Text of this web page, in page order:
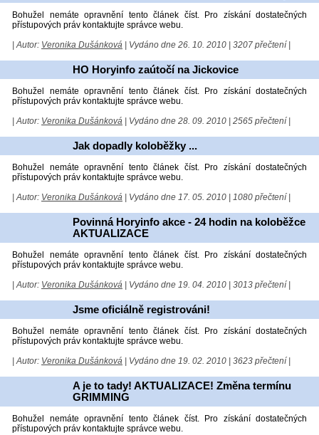
Bohužel nemáte opravnění tento článek číst. Pro získání dostatečných
přístupových práv kontaktujte správce webu.
| Autor: Veronika Dušánková | Vydáno dne 26. 10. 2010 | 3207 přečtení |
HO Horyinfo zaútočí na Jickovice
Bohužel nemáte opravnění tento článek číst. Pro získání dostatečných
přístupových práv kontaktujte správce webu.
| Autor: Veronika Dušánková | Vydáno dne 28. 09. 2010 | 2565 přečtení |
Jak dopadly koloběžky ...
Bohužel nemáte opravnění tento článek číst. Pro získání dostatečných
přístupových práv kontaktujte správce webu.
| Autor: Veronika Dušánková | Vydáno dne 17. 05. 2010 | 1080 přečtení |
Povinná Horyinfo akce - 24 hodin na koloběžce
AKTUALIZACE
Bohužel nemáte opravnění tento článek číst. Pro získání dostatečných
přístupových práv kontaktujte správce webu.
| Autor: Veronika Dušánková | Vydáno dne 19. 04. 2010 | 3013 přečtení |
Jsme oficiálně registrováni!
Bohužel nemáte opravnění tento článek číst. Pro získání dostatečných
přístupových práv kontaktujte správce webu.
| Autor: Veronika Dušánková | Vydáno dne 19. 02. 2010 | 3623 přečtení |
A je to tady! AKTUALIZACE! Změna termínu
GRIMMING
Bohužel nemáte opravnění tento článek číst. Pro získání dostatečných
přístupových práv kontaktujte správce webu.